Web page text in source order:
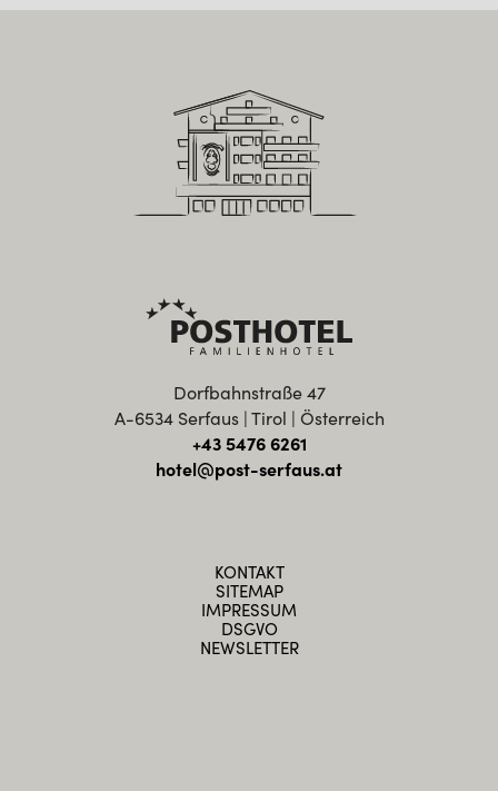
KONTAKT
SITEMAP
IMPRESSUM
DSGVO
NEWSLETTER
Dorfbahnstraße 47
A-6534 Serfaus | Tirol | Österreich
+43 5476 6261
hotel@post-serfaus.at